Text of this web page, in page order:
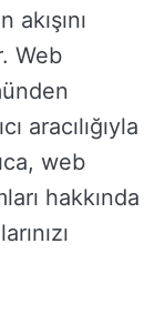
Web
aracılığıyla
web
hakkında